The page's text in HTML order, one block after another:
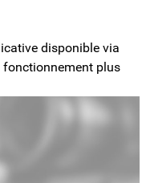
disponible via
fonctionnement plus